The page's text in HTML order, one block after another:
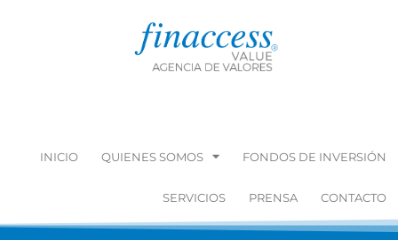
INICIO QUIENES SOMOS FONDOS DE INVERSIÓN
SERVICIOS PRENSA CONTACTO